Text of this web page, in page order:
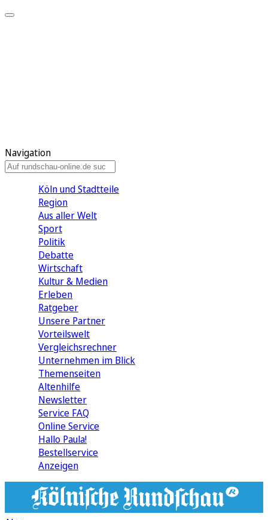
Navigation
Köln und Stadtteile
Region
Aus aller Welt
Sport
Politik
Debatte
Wirtschaft
Kultur & Medien
Erleben
Ratgeber
Unsere Partner
Vorteilswelt
Vergleichsrechner
Unternehmen im Blick
Themenseiten
Altenhilfe
Newsletter
Service FAQ
Online Service
Hallo Paula!
Bestellservice
Anzeigen